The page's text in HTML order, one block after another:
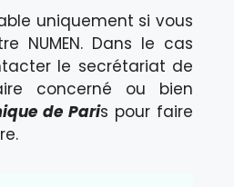
uniquement si vous
NUMEN. Dans le cas
le secrétariat de
concerné ou bien
de Paris pour faire